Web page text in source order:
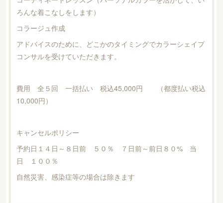
ろんな着こなしをします）
コラージュ作成
アドバイスのために、どこかのタイミングでカラーシェイプ
コンサルを受けていただきます。
費用 全５回 一括払い 税込45,000円 （都度払い税込
10,000円）
キャンセルポリシー
予約日１４日～８日前 ５０％ ７日前～前日８０% 当
日 １００％
自然災害、感染症等の場合は除きます